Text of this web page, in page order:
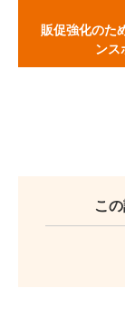
販促強化のた
ンス
こ